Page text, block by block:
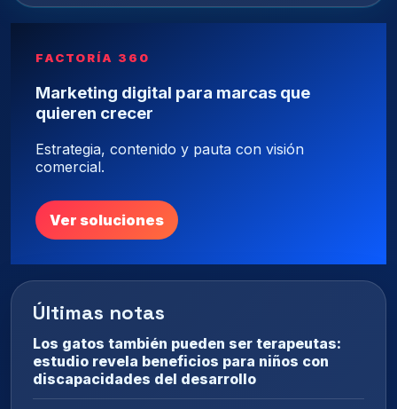
FACTORÍA 360
Marketing digital para marcas que
quieren crecer
Estrategia, contenido y pauta con visión
comercial.
Ver soluciones
Últimas notas
Los gatos también pueden ser terapeutas:
estudio revela beneficios para niños con
discapacidades del desarrollo